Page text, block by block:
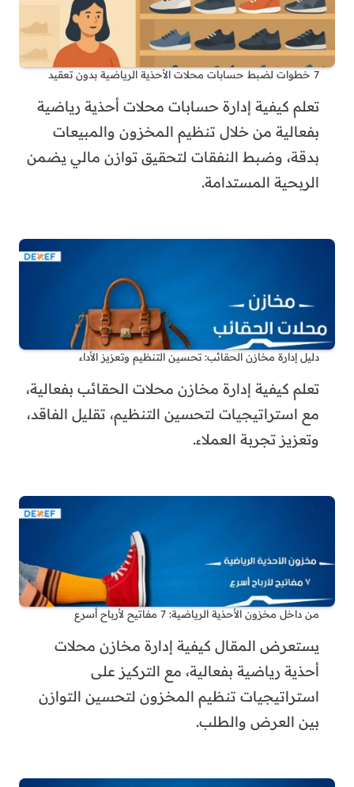
7 خطوات لضبط حسابات محلات الأحذية الرياضية بدون تعقيد
تعلم كيفية إدارة حسابات محلات أحذية رياضية
بفعالية من خلال تنظيم المخزون والمبيعات
بدقة، وضبط النفقات لتحقيق توازن مالي يضمن
الربحية المستدامة.
دليل إدارة مخازن الحقائب: تحسين التنظيم وتعزيز الأداء
تعلم كيفية إدارة مخازن محلات الحقائب بفعالية،
مع استراتيجيات لتحسين التنظيم، تقليل الفاقد،
وتعزيز تجربة العملاء.
من داخل مخزون الأحذية الرياضية: 7 مفاتيح لأرباح أسرع
يستعرض المقال كيفية إدارة مخازن محلات
أحذية رياضية بفعالية، مع التركيز على
استراتيجيات تنظيم المخزون لتحسين التوازن
بين العرض والطلب.